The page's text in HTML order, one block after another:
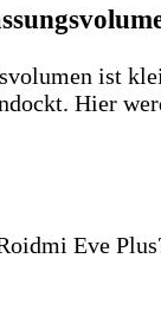
ist
Hier
Eve